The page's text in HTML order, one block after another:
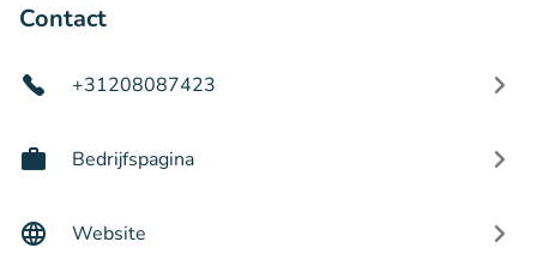
Contact
+31208087423
Bedrijfspagina
Website